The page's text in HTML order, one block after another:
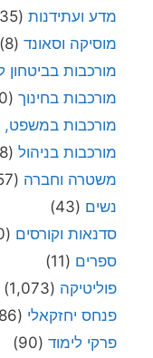
מדע ועתידנות (135)
מוסיקה וסאונד (8)
מורכבות בביטחון
מורכבות בחינוך (420)
מורכבות במשפט,
מורכבות בניהול (1,258)
משטרה וחברה (57)
נשים (43)
סדנאות וקורסים (10)
ספרים (11)
פוליטיקה (1,073)
פנחס יחזקאלי (1,986)
פרקי לימוד (90)